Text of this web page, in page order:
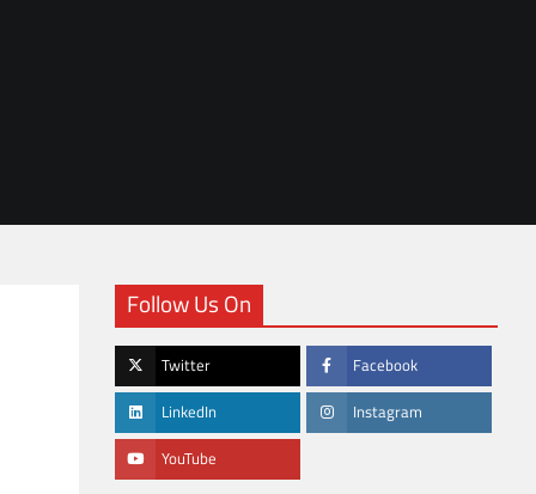
Follow Us On
Twitter Facebook
LinkedIn Instagram
YouTube